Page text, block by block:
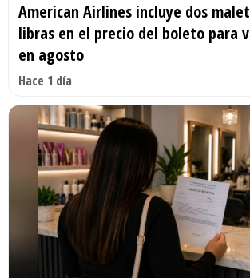
American Airlines incluye dos
libras en el precio del boleto para
en agosto
Hace 1 día